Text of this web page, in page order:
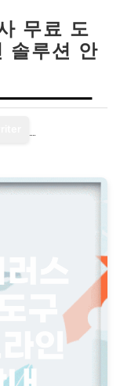
무료 도
솔루션 안